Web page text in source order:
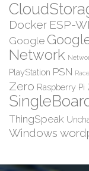
Docker ESP-
Google
Network
PlayStation PSN
Zero Raspberry Pi
ThingSpeak
Windows